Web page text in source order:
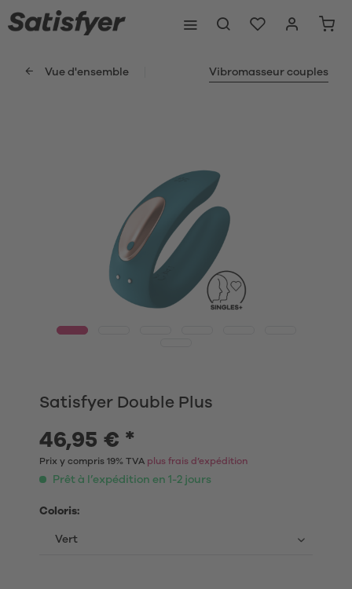
Vue d'ensemble Vibromasseur couples
Satisfyer Double Plus
46,95 € *
Prix y compris 19% TVA plus frais d’expédition
Prêt à l’expédition en 1-2 jours
Coloris: